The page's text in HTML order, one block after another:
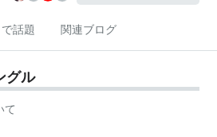
話題 関連ブログ
グル
て